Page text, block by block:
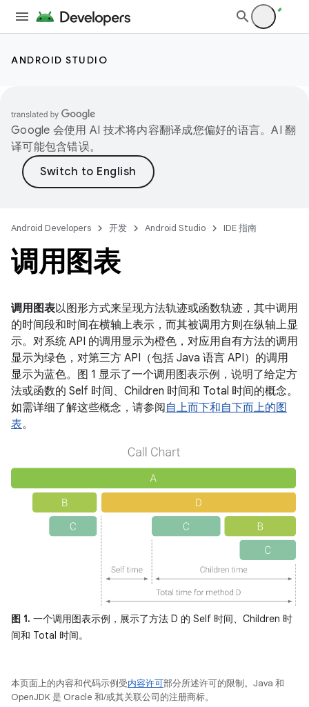
ANDROID STUDIO
Google 会使用 AI 技术将内容翻译成您偏好的语言。AI 翻
译可能包含错误。
Android Developers 开发 Android Studio IDE 指南
调用图表
调用图表以图形方式来呈现方法轨迹或函数轨迹，其中调用
的时间段和时间在横轴上表示，而其被调用方则在纵轴上显
示。对系统 API 的调用显示为橙色，对应用自有方法的调用
显示为绿色，对第三方 API（包括 Java 语言 API）的调用
显示为蓝色。图 1 显示了一个调用图表示例，说明了给定方
法或函数的 Self 时间、Children 时间和 Total 时间的概念。
如需详细了解这些概念，请参阅 自上而下和自下而上的图
表。
图 1. 一个调用图表示例，展示了方法 D 的 Self 时间、Children 时
间和 Total 时间。
本页面上的内容和代码示例受内容许可部分所述许可的限制。Java 和
OpenJDK 是 Oracle 和/或其关联公司的注册商标。